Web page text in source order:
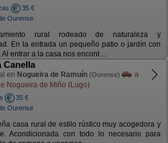
35 €
Ourense
rural rodeado de naturaleza y
En la entrada un pequeño patio o jardín con
Al entrar a la casa nos encont ...
Canella
en Nogueira de Ramuín (Ourense)
a
Nogueira de Miño (Lugo)
35 €
Ourense
casa rural de estilo rústico muy acogedora y
Acondicionada con todo lo necesario para